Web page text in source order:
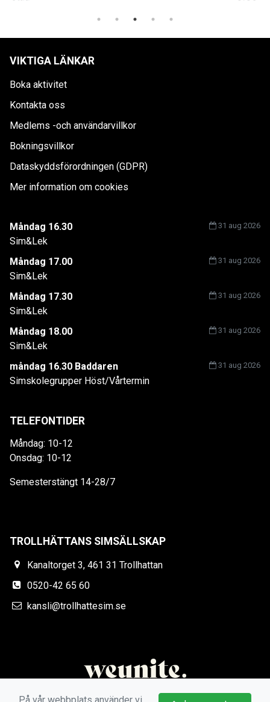
VIKTIGA LÄNKAR
Boka aktivitet
Kontakta oss
Medlems -och användarvillkor
Bokningsvillkor
Dataskyddsförordningen (GDPR)
Mer information om cookies
Måndag 16.30 31 aug 2026
Sim&Lek
Måndag 17.00
31 aug 2026
Sim&Lek
Måndag 17.30
31 aug 2026
Sim&Lek
Måndag 18.00
31 aug 2026
Sim&Lek
måndag 16.30 Baddaren
31 aug 2026
Simskolegrupper Höst/Vårtermin
TELEFONTIDER
Måndag: 10-12
Onsdag: 10-12
Semesterstängt 14-28/7
TROLLHÄTTANS SIMSÄLLSKAP
Kanaltorget 3, 461 31 Trollhattan
0520-42 65 60
kansli@trollhattesim.se